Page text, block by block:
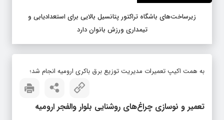
زیرساخت‌های باشگاه تراکتور پتانسیل بالایی برای استعدادیابی و
تیمداری ورزش بانوان دارد
به همت اکیپ تعمیرات مدیریت توزیع برق باکری ارومیه انجام شد؛
تعمیر و نوسازی چراغ‌های روشنایی بلوار والفجر ارومیه